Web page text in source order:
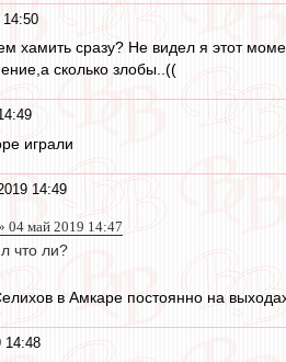
хамить сразу? Не видел я этот
сколько злобы..((
играли
14:49
04 май 2019 14:47
что ли?
в Амкаре постоянно на
14:48